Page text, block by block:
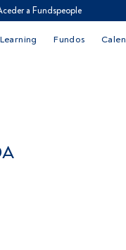
a Fundspeople
Learning Fundos